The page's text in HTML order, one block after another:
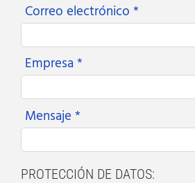
Correo electrónico *
Empresa *
Mensaje *
PROTECCIÓN DE DATOS: